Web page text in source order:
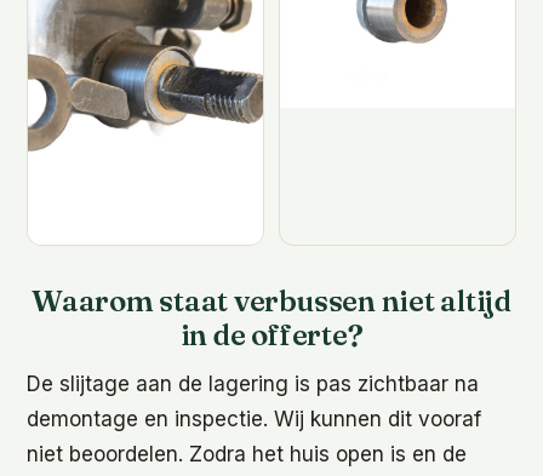
Waarom staat verbussen niet altijd
in de offerte?
De slijtage aan de lagering is pas zichtbaar na
demontage en inspectie. Wij kunnen dit vooraf
niet beoordelen. Zodra het huis open is en de